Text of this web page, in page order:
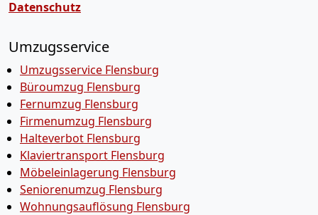
Datenschutz
Umzugsservice
Umzugsservice Flensburg
Büroumzug Flensburg
Fernumzug Flensburg
Firmenumzug Flensburg
Halteverbot Flensburg
Klaviertransport Flensburg
Möbeleinlagerung Flensburg
Seniorenumzug Flensburg
Wohnungsauflösung Flensburg